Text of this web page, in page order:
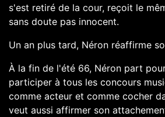
s'est retiré de la cour, reçoit le
sans doute pas innocent.
Un an plus tard, Néron réaffirme
À la fin de l'été 66, Néron part
participer à tous les concours
comme acteur et comme cocher
veut aussi affirmer son